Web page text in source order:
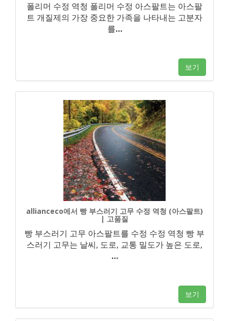
폴리머 수정 역청 폴리머 수정 아스팔트는 아스팔
트 개질제의 가장 중요한 가족을 나타내는 고분자
를…
보기
allianceco에서 빵 부스러기 고무 수정 역청 (아스팔트)
| 고품질
빵 부스러기 고무 아스팔트를 수정 수정 역청 빵 부
스러기 고무는 날씨, 도로, 교통 밀도가 높은 도로,
…
보기